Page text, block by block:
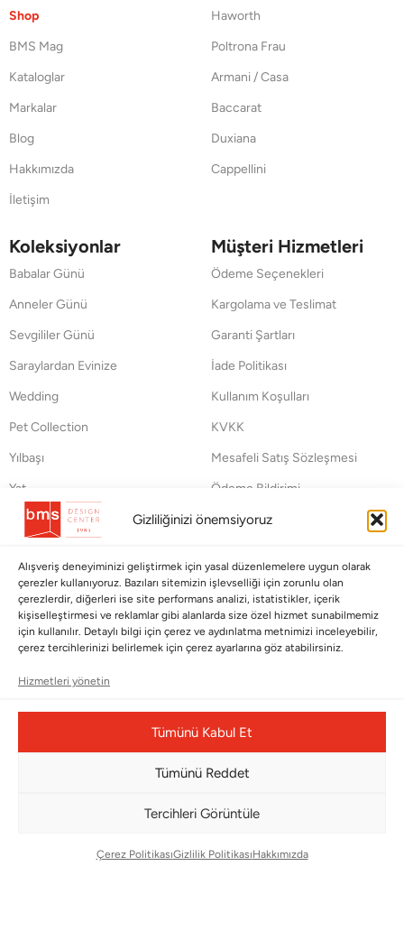
Gizliliğinizi önemsiyoruz
Alışveriş deneyiminizi geliştirmek için yasal düzenlemelere uygun olarak
çerezler kullanıyoruz. Bazıları sitemizin işlevselliği için zorunlu olan
çerezlerdir, diğerleri ise site performans analizi, istatistikler, içerik
kişiselleştirmesi ve reklamlar gibi alanlarda size özel hizmet sunabilmemiz
için kullanılır. Detaylı bilgi için çerez ve aydınlatma metnimizi inceleyebilir,
çerez tercihlerinizi belirlemek için çerez ayarlarına göz atabilirsiniz.
Hizmetleri yönetin
Tümünü Kabul Et
Tümünü Reddet
Tercihleri Görüntüle
Çerez PolitikasıGizlilik PolitikasıHakkımızda
Shop
BMS Mag
Kataloglar
Markalar
Blog
Hakkımızda
İletişim
Haworth
Poltrona Frau
Armani / Casa
Baccarat
Duxiana
Cappellini
Koleksiyonlar
Babalar Günü
Anneler Günü
Sevgililer Günü
Saraylardan Evinize
Wedding
Pet Collection
Yılbaşı
Yat
Müşteri Hizmetleri
Ödeme Seçenekleri
Kargolama ve Teslimat
Garanti Şartları
İade Politikası
Kullanım Koşulları
KVKK
Mesafeli Satış Sözleşmesi
Ödeme Bildirimi
Hata Bildirim Formu
BÜLTENİMİZE ABONE OLUN
Kayıt olun ve fırsatlardan ilk siz yararlanın!
Bültenimize Abone Olun